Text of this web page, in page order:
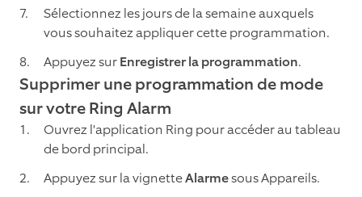
Sélectionnez les jours de la semaine auxquels
vous souhaitez appliquer cette programmation.
Appuyez surEnregistrer la programmation.
Supprimer une programmation de mode
sur votre Ring Alarm
Ouvrez l'application Ring pour accéder au tableau
de bord principal.
Appuyez sur la vignetteAlarmesous Appareils.